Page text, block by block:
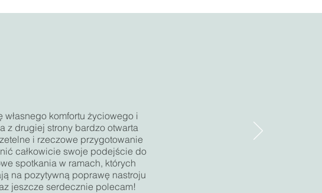
komfortu życiowego i
z drugiej strony bardzo otwarta
i rzeczowe przygotowanie
całkowicie swoje podejście do
spotkania w ramach, których
na pozytywną poprawę nastroju
jeszcze serdecznie polecam!